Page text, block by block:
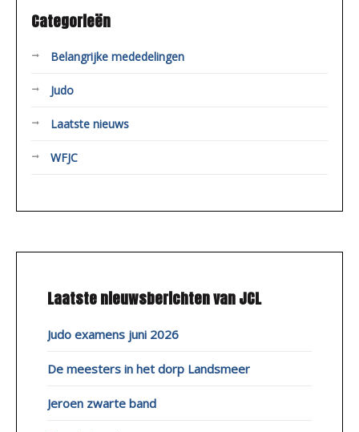
Categorieën
Belangrijke mededelingen
Judo
Laatste nieuws
WFJC
Laatste nieuwsberichten van JCL
Judo examens juni 2026
De meesters in het dorp Landsmeer
Jeroen zwarte band